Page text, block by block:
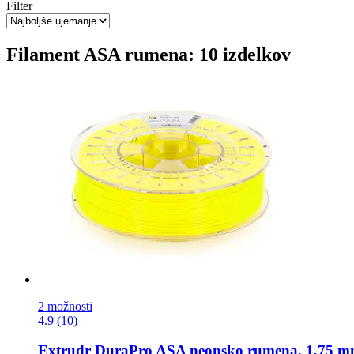
Filter
Filament ASA rumena: 10 izdelkov
2 možnosti
4.9 (10)